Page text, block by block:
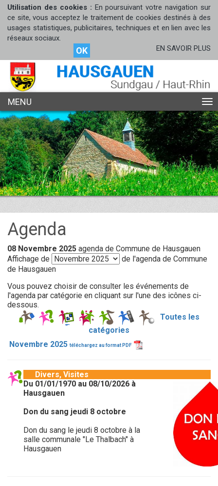
Utilisation des cookies : En poursuivant votre navigation sur
ce site, vous acceptez le traitement de cookies destinés à des
usages statistiques, publicitaires, techniques et en lien avec les
réseaux sociaux.
OK EN SAVOIR PLUS
MENU
Agenda
08 Novembre 2025 agenda de Commune de Hausgauen
Affichage de
de l'agenda de Commune
de Hausgauen
Vous pouvez choisir de consulter les événements de
l'agenda par catégorie en cliquant sur l'une des icônes ci-
dessous.
Toutes les
catégories
Novembre 2025 téléchargez au format PDF
Divers, Visites
Du 01/01/1970 au 08/10/2026 à
Hausgauen
Don du sang jeudi 8 octobre
Don du sang le jeudi 8 octobre à la
salle communale "Le Thalbach" à
Hausgauen